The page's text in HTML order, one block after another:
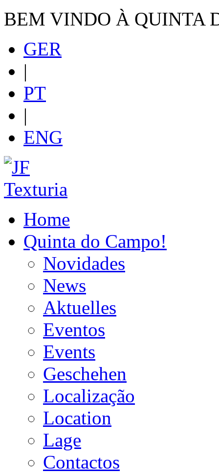
BEM VINDO À QUINTA
GER
|
PT
|
ENG
Home
Quinta do Campo!
Novidades
News
Aktuelles
Eventos
Events
Geschehen
Localização
Location
Lage
Contactos